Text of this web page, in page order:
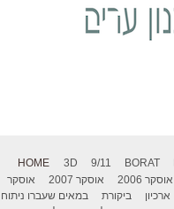
HOME 3D 9/11 BORAT
אוסקר 2006 אוסקר 2007
אוסקר
ארכיון ביקורת
במאים שעברו ניתוח